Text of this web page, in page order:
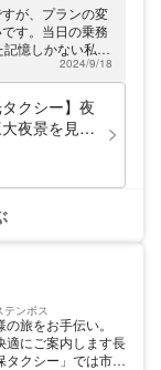
多様な車両をご用
爆資料館や大浦天
を快適に見て回れ
和の町での旅を存分
が、プランの変
す。当日の乗務
憶しかない私に
せてくれまし
した。 ありがと
2024/9/18
クシー】夜
夜景を見に
テンボス
旅をお手伝い。
適にご案内します長
タクシー」では市内